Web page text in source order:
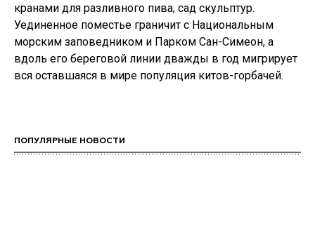
кранами для разливного пива, сад скульптур.
Уединенное поместье граничит с Национальным
морским заповедником и Парком Сан-Симеон, а
вдоль его береговой линии дважды в год мигрирует
вся оставшаяся в мире популяция китов-горбачей.
ПОПУЛЯРНЫЕ НОВОСТИ